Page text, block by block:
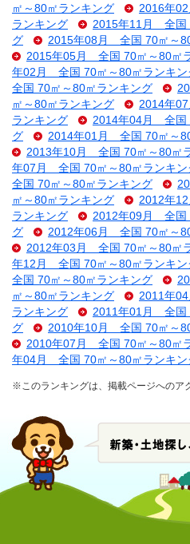
㎡～80㎡ランキング
2016年
ランキング
2015年11月 全国
グ
2015年08月 全国 70㎡～
2015年05月 全国 70㎡～80㎡
年02月 全国 70㎡～80㎡ランキン
全国 70㎡～80㎡ランキング
㎡～80㎡ランキング
2014年
ランキング
2014年04月 全国
グ
2014年01月 全国 70㎡～
2013年10月 全国 70㎡～80㎡
年07月 全国 70㎡～80㎡ランキン
全国 70㎡～80㎡ランキング
㎡～80㎡ランキング
2012年
ランキング
2012年09月 全国
グ
2012年06月 全国 70㎡～
2012年03月 全国 70㎡～80㎡
年12月 全国 70㎡～80㎡ランキン
全国 70㎡～80㎡ランキング
㎡～80㎡ランキング
2011年
ランキング
2011年01月 全国
グ
2010年10月 全国 70㎡～
2010年07月 全国 70㎡～80㎡
年04月 全国 70㎡～80㎡ランキン
※このランキングは、掲載ページへのア